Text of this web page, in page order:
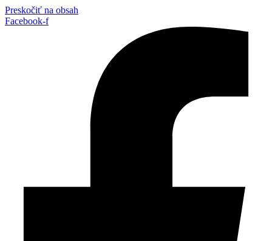
Preskočiť na obsah
Facebook-f